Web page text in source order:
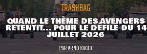
TRASHBAG
QUAND LE THÈME DES AVENGERS
RETENTIT... POUR LE DÉFILÉ DU 14
JUILLET 2026
PARARNO KIKOO